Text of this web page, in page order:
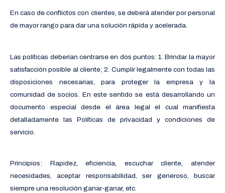
En caso de conflictos con clientes, se deberá atender por personal
de mayor rango para dar una solución rápida y acelerada.
Las políticas deberían centrarse en dos puntos: 1. Brindar la mayor
satisfacción posible al cliente; 2. Cumplir legalmente con todas las
disposiciones necesarias, para proteger la empresa y la
comunidad de socios. En este sentido se está desarrollando un
documento especial desde el área legal el cual manifiesta
detalladamente las Políticas de privacidad y condiciones de
servicio.
Principios: Rapidez, eficiencia, escuchar cliente, atender
necesidades, aceptar responsabilidad, ser generoso, buscar
siempre una resolución ganar-ganar, etc.